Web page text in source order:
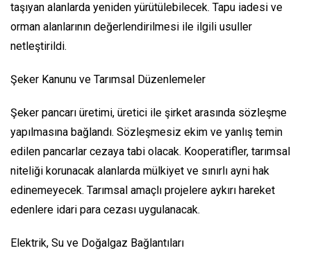
taşıyan alanlarda yeniden yürütülebilecek. Tapu iadesi ve
orman alanlarının değerlendirilmesi ile ilgili usuller
netleştirildi.
Şeker Kanunu ve Tarımsal Düzenlemeler
Şeker pancarı üretimi, üretici ile şirket arasında sözleşme
yapılmasına bağlandı. Sözleşmesiz ekim ve yanlış temin
edilen pancarlar cezaya tabi olacak. Kooperatifler, tarımsal
niteliği korunacak alanlarda mülkiyet ve sınırlı ayni hak
edinemeyecek. Tarımsal amaçlı projelere aykırı hareket
edenlere idari para cezası uygulanacak.
Elektrik, Su ve Doğalgaz Bağlantıları